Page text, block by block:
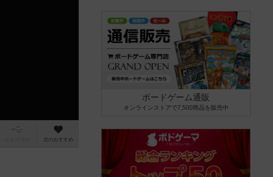
次のおすすめ
ボードゲーム通販
オンラインストアで7,500商品を販売中